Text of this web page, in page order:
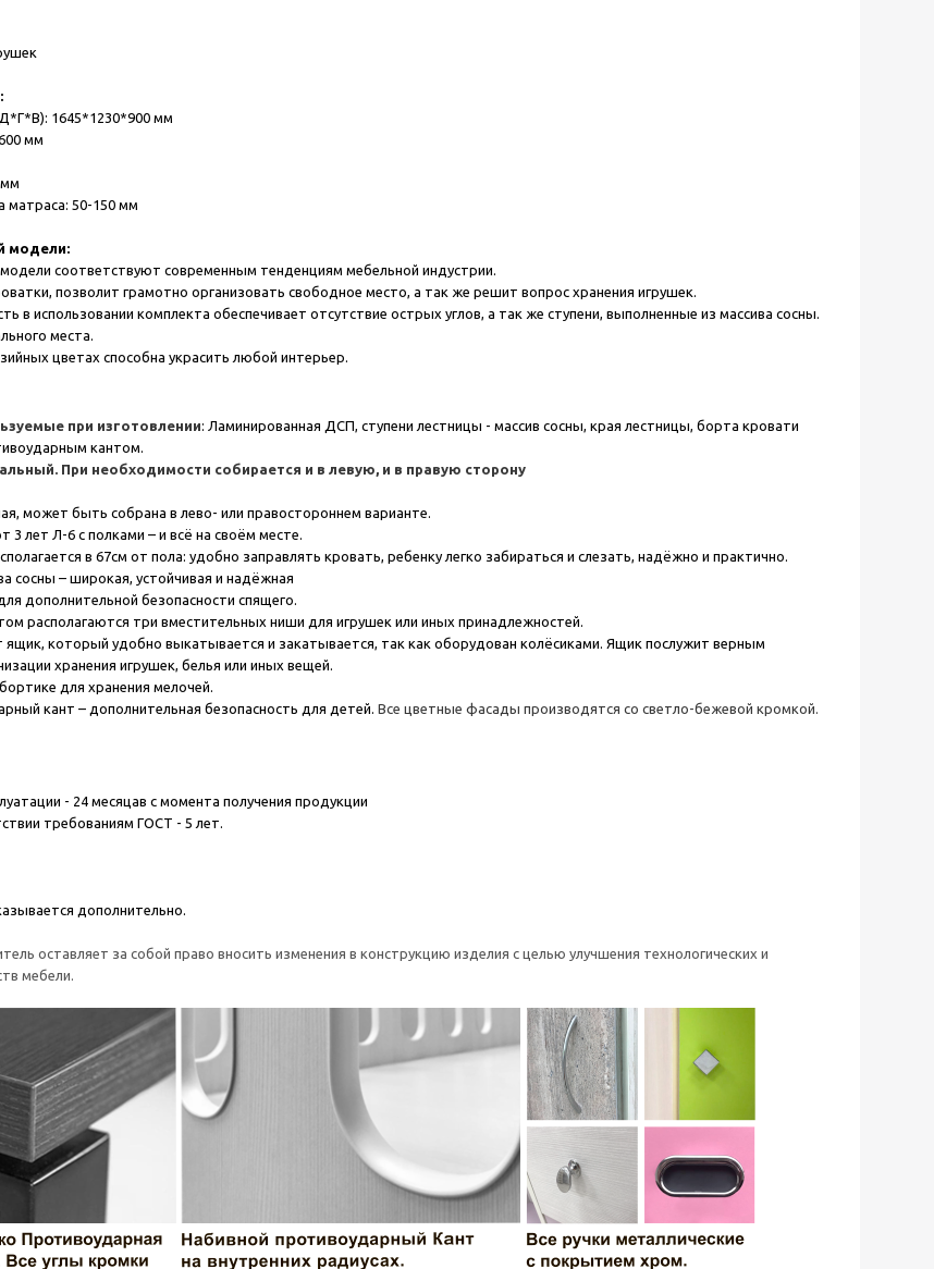
1645*1230*900 мм
мм
мм
матраса: 50-150 мм
модели:
соответствуют современным тенденциям мебельной индустрии.
позволит грамотно организовать свободное место, а так же решит вопрос хранения игрушек.
в использовании комплекта обеспечивает отсутствие острых углов, а так же ступени, выполненные из массива сосны.
места.
цветах способна украсить любой интерьер.
при изготовлении: Ламинированная ДСП, ступени лестницы - массив сосны, края лестницы, борта кровати
кантом.
При необходимости собирается и в левую, и в правую сторону
может быть собрана в лево- или правостороннем варианте.
3 лет Л-6 с полками – и всё на своём месте.
в 67см от пола: удобно заправлять кровать, ребенку легко забираться и слезать, надёжно и практично.
сосны – широкая, устойчивая и надёжная
дополнительной безопасности спящего.
располагаются три вместительных ниши для игрушек или иных принадлежностей.
ящик, который удобно выкатывается и закатывается, так как оборудован колёсиками. Ящик послужит верным
хранения игрушек, белья или иных вещей.
для хранения мелочей.
кант – дополнительная безопасность для детей. Все цветные фасады производятся со светло-бежевой кромкой.
- 24 месяцав с момента получения продукции
требованиям ГОСТ - 5 лет.
дополнительно.
оставляет за собой право вносить изменения в конструкцию изделия с целью улучшения технологических и
мебели.